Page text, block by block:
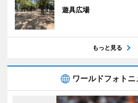
遊具広場
もっと見る
ワールドフォトニ